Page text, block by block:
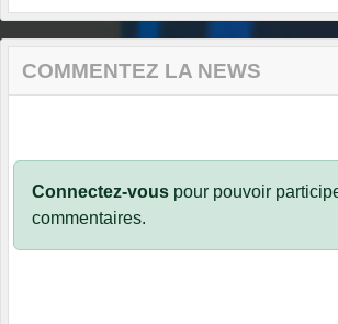
COMMENTEZ LA NEWS
Connectez-vous pour pouvoir
commentaires.